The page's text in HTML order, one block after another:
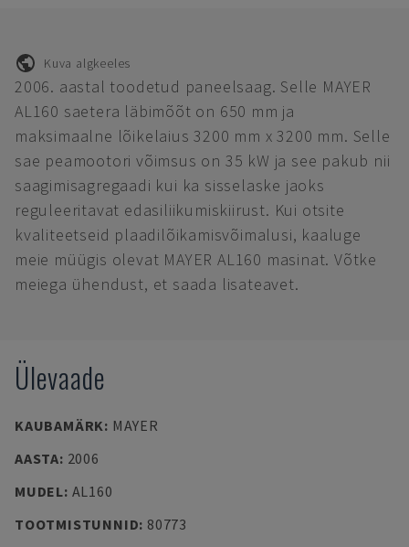
Kuva algkeeles
2006. aastal toodetud paneelsaag. Selle MAYER
AL160 saetera läbimõõt on 650 mm ja
maksimaalne lõikelaius 3200 mm x 3200 mm. Selle
sae peamootori võimsus on 35 kW ja see pakub nii
saagimisagregaadi kui ka sisselaske jaoks
reguleeritavat edasiliikumiskiirust. Kui otsite
kvaliteetseid plaadilõikamisvõimalusi, kaaluge
meie müügis olevat MAYER AL160 masinat. Võtke
meiega ühendust, et saada lisateavet.
Ülevaade
KAUBAMÄRK: MAYER
AASTA: 2006
MUDEL: AL160
TOOTMISTUNNID: 80773